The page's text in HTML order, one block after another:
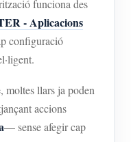
funciona des
- Aplicacions
configuració
moltes llars ja poden
accions
— sense afegir cap